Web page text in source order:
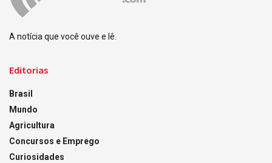
A notícia que você ouve e lê.
Editorias
Brasil
Mundo
Agricultura
Concursos e Emprego
Curiosidades